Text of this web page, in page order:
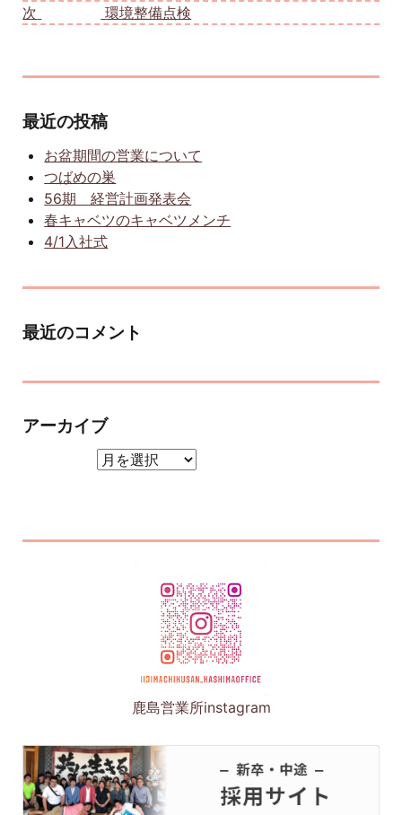
次
環境整備点検
最近の投稿
お盆期間の営業について
つばめの巣
56期 経営計画発表会
春キャベツのキャベツメンチ
4/1入社式
最近のコメント
アーカイブ
鹿島営業所instagram